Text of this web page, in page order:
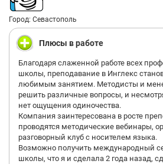
Город: Севастополь
Плюсы в работе
Благодаря слаженной работе всех
школы, преподавание в Инглекс
любимым занятием. Методисты и
решить различные вопросы, и
нет ощущения одиночества.
Компания заинтересована в росте
проводятся методические вебинары,
разговорный клуб с носителем языка.
Возможно получить международный
школы, что я и сделала 2 года назад,